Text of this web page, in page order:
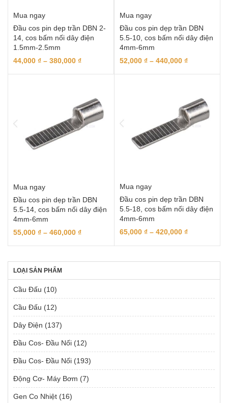
Mua ngay
Đầu cos pin dẹp trần DBN 2-
14, cos bấm nối dây điện
1.5mm-2.5mm
44,000 ₫ – 380,000 ₫
Mua ngay
Đầu cos pin dẹp trần DBN
5.5-10, cos bấm nối dây điện
4mm-6mm
52,000 ₫ – 440,000 ₫
Mua ngay
Đầu cos pin dẹp trần DBN
5.5-14, cos bấm nối dây điện
4mm-6mm
55,000 ₫ – 460,000 ₫
Mua ngay
Đầu cos pin dẹp trần DBN
5.5-18, cos bấm nối dây điện
4mm-6mm
65,000 ₫ – 420,000 ₫
LOẠI SẢN PHẨM
Cầu Đấu (10)
Cầu Đấu (12)
Dây Điện (137)
Đầu Cos- Đầu Nối (12)
Đầu Cos- Đầu Nối (193)
Động Cơ- Máy Bơm (7)
Gen Co Nhiệt (16)